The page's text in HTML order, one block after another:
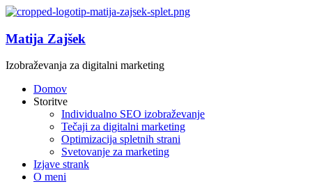
Matija Zajšek
Izobraževanja za digitalni marketing
Domov
Storitve
Individualno SEO izobraževanje
Tečaji za digitalni marketing
Optimizacija spletnih strani
Svetovanje za marketing
Izjave strank
O meni